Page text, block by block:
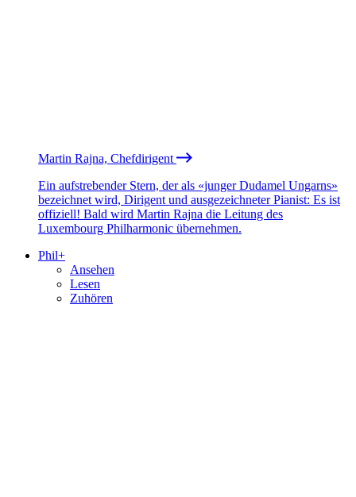
Martin Rajna, Chefdirigent
Ein aufstrebender Stern, der als «junger Dudamel Ungarns»
bezeichnet wird, Dirigent und ausgezeichneter Pianist: Es ist
offiziell! Bald wird Martin Rajna die Leitung des
Luxembourg Philharmonic übernehmen.
Phil+
Ansehen
Lesen
Zuhören